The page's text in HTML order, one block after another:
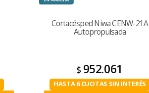
Cortacésped Niwa CENW-21A
Autopropulsada
$ 952.061
HASTA 6 CUOTAS SIN INTERÉS